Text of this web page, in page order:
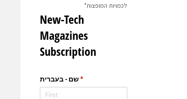
לכמויות המופצות*